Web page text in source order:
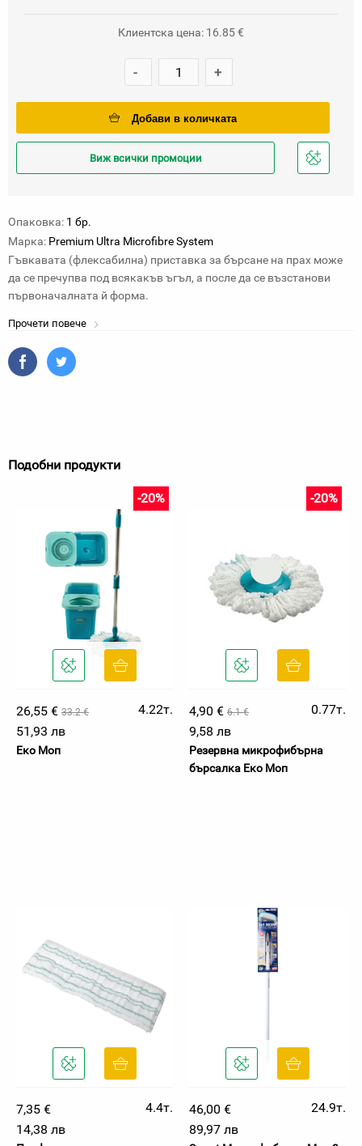
Клиентска цена: 16.85 €
- +
Добави в количката
Виж всички промоции
Добави
Опаковка: 1 бр.
Марка: Premium Ultra Microfibre System
Гъвкавата (флексабилна) приставка за бърсане на прах може
да се пречупва под всякакъв ъгъл, а после да се възстанови
първоначалната й форма.
Прочети повече
Подобни продукти
26,55 € 33.2 €
-20%
4.22т.
51,93 лв
Еко Моп
4,90 € 6.1 €
-20%
0.77т.
9,58 лв
Резервна микрофибърна
бърсалка Еко Моп
7,35 €
4.4т.
14,38 лв
46,00 €
24.9т.
89,97 лв